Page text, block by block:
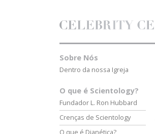
Sobre Nós
Dentro da nossa Igreja
O que é Scientology?
Fundador L. Ron Hubbard
Crenças de Scientology
O que é Dianética?